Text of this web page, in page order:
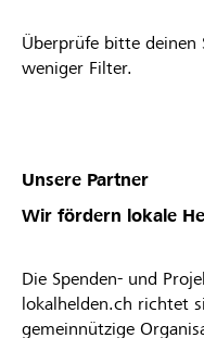
Überprüfe bitte deinen
weniger Filter.
Unsere Partner
Wir fördern lokale
Die Spenden- und
lokalhelden.ch richtet
gemeinnützige